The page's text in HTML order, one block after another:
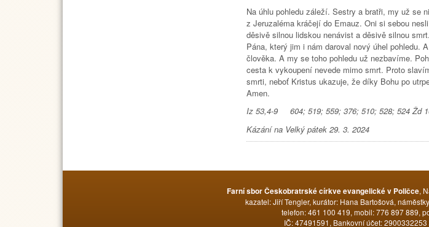
Na úhlu pohledu záleží. Sestry a bratři, my už se
z Jeruzaléma kráčejí do Emauz. Oni si sebou
děsivě silnou lidskou nenávist a děsivě silnou
Pána, který jim i nám daroval nový úhel pohledu.
člověka. A my se toho pohledu už nezbavíme.
cesta k vykoupení nevede mimo smrt. Proto
smrti, neboť Kristus ukazuje, že díky Bohu po
Amen.
Iz 53,4-9 604; 519; 559; 376; 510; 528; 524 Žd
Kázání na Velký pátek 29. 3. 2024
Farní sbor Českobratrské církve evangelické v Poličce,
kazatel: Jiří Tengler, kurátor: Hana Bartošová,
telefon: 461 100 419, mobil: 776 897 889,
IČ: 47491591, Bankovní účet: 2900332253